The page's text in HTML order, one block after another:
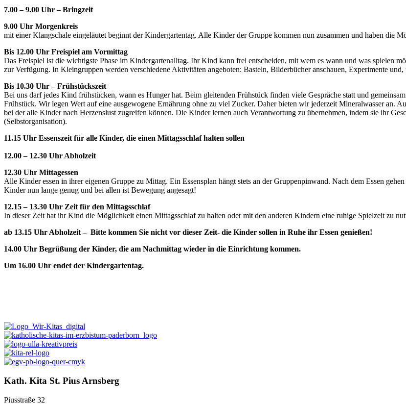
7.00 – 9.00 Uhr – Bringzeit
9.00 Uhr Morgenkreis
mit einer Klangschale eingeläutet beginnt der Kindergartentag. Alle Kinder der Gruppe kommen nun zusammen und haben die
Bis 12.00 Uhr Freispiel am Vormittag
Das Freispiel ist die wichtigste Phase im Kindergartenalltag. Ihr Kind kann frei entscheiden, mit wem es wann und was spielen
zur Verfügung. In Kleingruppen werden verschiedene Aktivitäten angeboten: Basteln, Bilderbücher anschauen, Experimente und,
Bis 10.30 Uhr – Frühstückszeit
Bei uns darf jedes Kind frühstücken, wann es Hunger hat. Beim gleitenden Frühstück finden viele Gespräche statt und
Frühstück. Wir legen Wert auf eine ausgewogene Ernährung ohne zu viel Zucker. Daher bieten wir jederzeit Mineralwasser an.
bei der alle Kinder nach Herzenslust zugreifen können. Die Kinder lernen auch Verantwortung zu übernehmen, indem sie ihr
(Selbstorganisation).
11.15 Uhr Essenszeit für alle Kinder, die einen Mittagsschlaf halten sollen
12.00 – 12.30 Uhr Abholzeit
12.30 Uhr Mittagessen
Alle Kinder essen in ihrer eigenen Gruppe zu Mittag. Ein Essensplan hängt stets an der Gruppenpinwand. Nach dem Essen
Kinder nun lange genug und bei allen ist Bewegung angesagt!
12.15 – 13.30 Uhr Zeit für den Mittagsschlaf
In dieser Zeit hat ihr Kind die Möglichkeit einen Mittagsschlaf zu halten oder mit den anderen Kindern eine ruhige Spielzeit zu
ab 13.15 Uhr Abholzeit – Bitte kommen Sie nicht vor dieser Zeit- die Kinder sollen in Ruhe ihr Essen genießen!
14.00 Uhr Begrüßung der Kinder, die am Nachmittag wieder in die Einrichtung kommen.
Um 16.00 Uhr endet der Kindergartentag.
Kath. Kita St. Pius Arnsberg
Piusstraße 32